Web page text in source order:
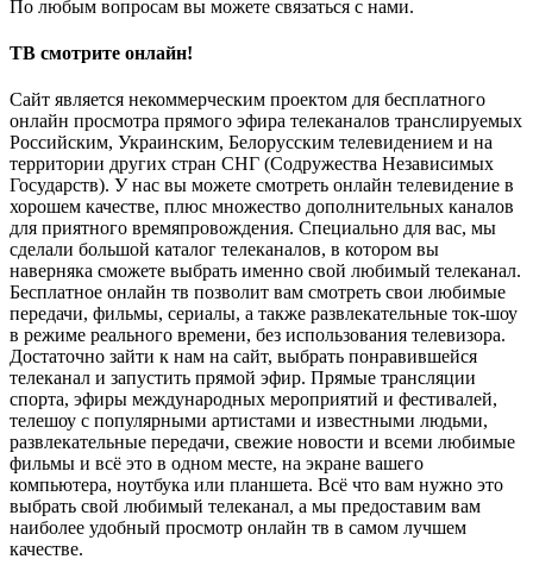
По любым вопросам вы можете связаться с нами.
ТВ смотрите онлайн!
Сайт является некоммерческим проектом для бесплатного
онлайн просмотра прямого эфира телеканалов транслируемых
Российским, Украинским, Белорусским телевидением и на
территории других стран СНГ (Содружества Независимых
Государств). У нас вы можете смотреть онлайн телевидение в
хорошем качестве, плюс множество дополнительных каналов
для приятного времяпровождения. Специально для вас, мы
сделали большой каталог телеканалов, в котором вы
наверняка сможете выбрать именно свой любимый телеканал.
Бесплатное онлайн тв позволит вам смотреть свои любимые
передачи, фильмы, сериалы, а также развлекательные ток-шоу
в режиме реального времени, без использования телевизора.
Достаточно зайти к нам на сайт, выбрать понравившейся
телеканал и запустить прямой эфир. Прямые трансляции
спорта, эфиры международных мероприятий и фестивалей,
телешоу с популярными артистами и известными людьми,
развлекательные передачи, свежие новости и всеми любимые
фильмы и всё это в одном месте, на экране вашего
компьютера, ноутбука или планшета. Всё что вам нужно это
выбрать свой любимый телеканал, а мы предоставим вам
наиболее удобный просмотр онлайн тв в самом лучшем
качестве.